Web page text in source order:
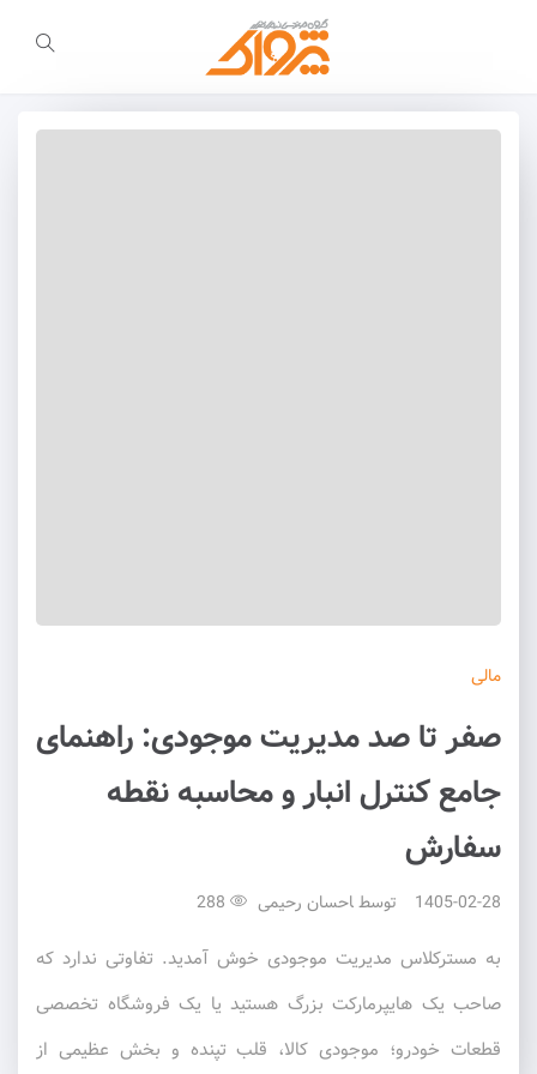
مالی
صفر تا صد مدیریت موجودی: راهنمای
جامع کنترل انبار و محاسبه نقطه
سفارش
1405-02-28 توسط احسان رحیمی
به مسترکلاس مدیریت موجودی خوش آمدید. تفاوتی ندارد که
صاحب یک هایپرمارکت بزرگ هستید یا یک فروشگاه تخصصی
قطعات خودرو؛ موجودی کالا، قلب تپنده و بخش عظیمی از